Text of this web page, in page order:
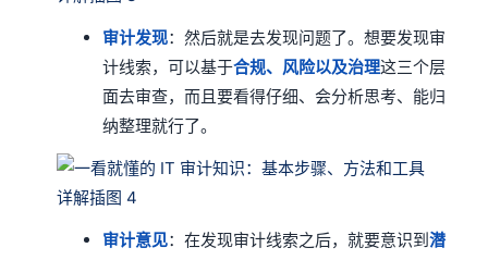
审计发现：然后就是去发现问题了。想要发现审
计线索，可以基于合规、风险以及治理这三个层
面去审查，而且要看得仔细、会分析思考、能归
纳整理就行了。
审计意见：在发现审计线索之后，就要意识到潜